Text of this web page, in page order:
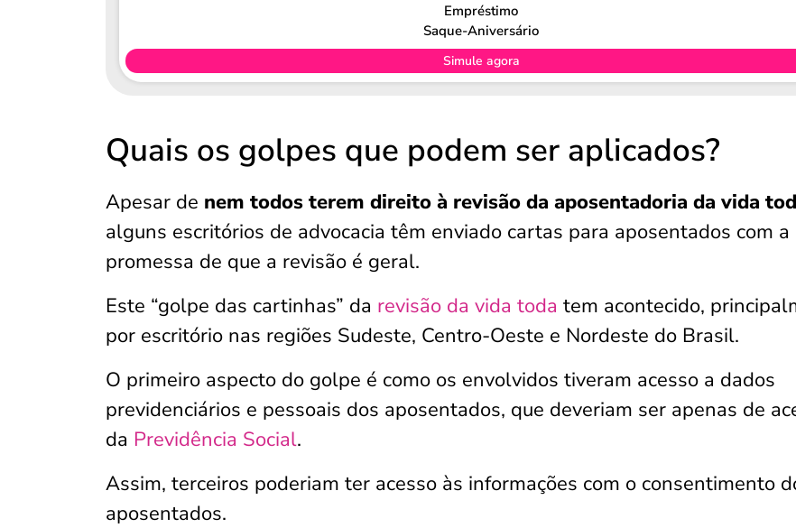
Empréstimo
Saque-Aniversário
Simule agora
Quais os golpes que podem ser aplicados?
Apesar de nem todos terem direito à revisão da aposentadoria da vida
alguns escritórios de advocacia têm enviado cartas para aposentados com a
promessa de que a revisão é geral.
Este “golpe das cartinhas” da revisão da vida toda tem acontecido,
por escritório nas regiões Sudeste, Centro-Oeste e Nordeste do Brasil.
O primeiro aspecto do golpe é como os envolvidos tiveram acesso a dados
previdenciários e pessoais dos aposentados, que deveriam ser apenas de
da Previdência Social.
Assim, terceiros poderiam ter acesso às informações com o consentimento
aposentados.